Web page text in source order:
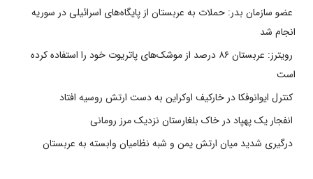
عضو سازمان بدر: حملات به عربستان از پایگاه‌های اسرائیلی در سوریه
انجام شد
رویترز: عربستان ۸۶ درصد از موشک‌های پاتریوت خود را استفاده کرده
است
کنترل ایوانوفکا در خارکیف اوکراین به دست ارتش روسیه افتاد
انفجار یک پهپاد در خاک بلغارستان نزدیک مرز رومانی
درگیری شدید میان ارتش یمن و شبه نظامیان وابسته به عربستان